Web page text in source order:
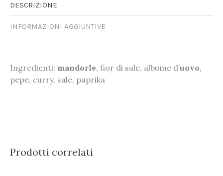
DESCRIZIONE
INFORMAZIONI AGGIUNTIVE
Ingredienti: mandorle, fior di sale, albume d’uovo,
pepe, curry, sale, paprika
Prodotti correlati